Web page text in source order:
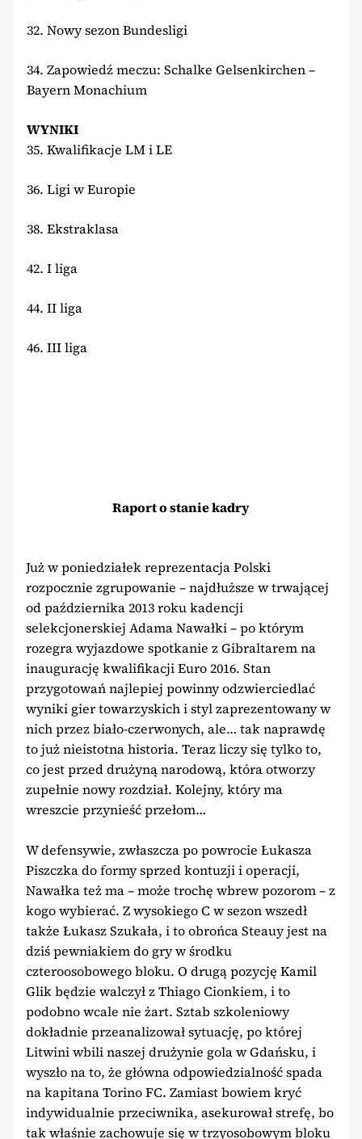
32. Nowy sezon Bundesligi
34. Zapowiedź meczu: Schalke Gelsenkirchen –
Bayern Monachium
WYNIKI
35. Kwalifikacje LM i LE
36. Ligi w Europie
38. Ekstraklasa
42. I liga
44. II liga
46. III liga
Raport o stanie kadry
Już w poniedziałek reprezentacja Polski
rozpocznie zgrupowanie – najdłuższe w trwającej
od października 2013 roku kadencji
selekcjonerskiej Adama Nawałki – po którym
rozegra wyjazdowe spotkanie z Gibraltarem na
inaugurację kwalifikacji Euro 2016. Stan
przygotowań najlepiej powinny odzwierciedlać
wyniki gier towarzyskich i styl zaprezentowany w
nich przez biało-czerwonych, ale… tak naprawdę
to już nieistotna historia. Teraz liczy się tylko to,
co jest przed drużyną narodową, która otworzy
zupełnie nowy rozdział. Kolejny, który ma
wreszcie przynieść przełom…
W defensywie, zwłaszcza po powrocie Łukasza
Piszczka do formy sprzed kontuzji i operacji,
Nawałka też ma – może trochę wbrew pozorom – z
kogo wybierać. Z wysokiego C w sezon wszedł
także Łukasz Szukała, i to obrońca Steauy jest na
dziś pewniakiem do gry w środku
czteroosobowego bloku. O drugą pozycję Kamil
Glik będzie walczył z Thiago Cionkiem, i to
podobno wcale nie żart. Sztab szkoleniowy
dokładnie przeanalizował sytuację, po której
Litwini wbili naszej drużynie gola w Gdańsku, i
wyszło na to, że główna odpowiedzialność spada
na kapitana Torino FC. Zamiast bowiem kryć
indywidualnie przeciwnika, asekurował strefę, bo
tak właśnie zachowuje się w trzyosobowym bloku